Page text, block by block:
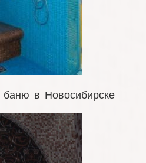
баню в Новосибирске